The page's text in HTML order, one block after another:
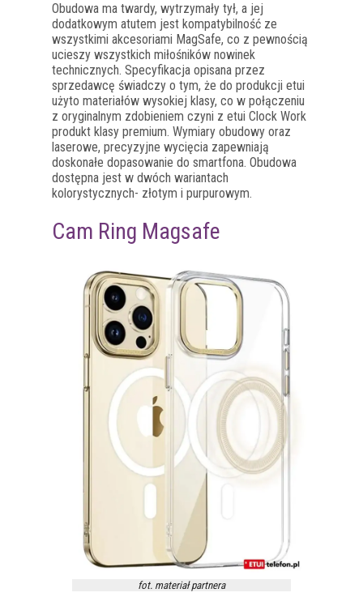
Obudowa ma twardy, wytrzymały tył, a jej
dodatkowym atutem jest kompatybilność ze
wszystkimi akcesoriami MagSafe, co z pewnością
ucieszy wszystkich miłośników nowinek
technicznych. Specyfikacja opisana przez
sprzedawcę świadczy o tym, że do produkcji etui
użyto materiałów wysokiej klasy, co w połączeniu
z oryginalnym zdobieniem czyni z etui Clock Work
produkt klasy premium. Wymiary obudowy oraz
laserowe, precyzyjne wycięcia zapewniają
doskonałe dopasowanie do smartfona. Obudowa
dostępna jest w dwóch wariantach
kolorystycznych- złotym i purpurowym.
Cam Ring Magsafe
fot. materiał partnera